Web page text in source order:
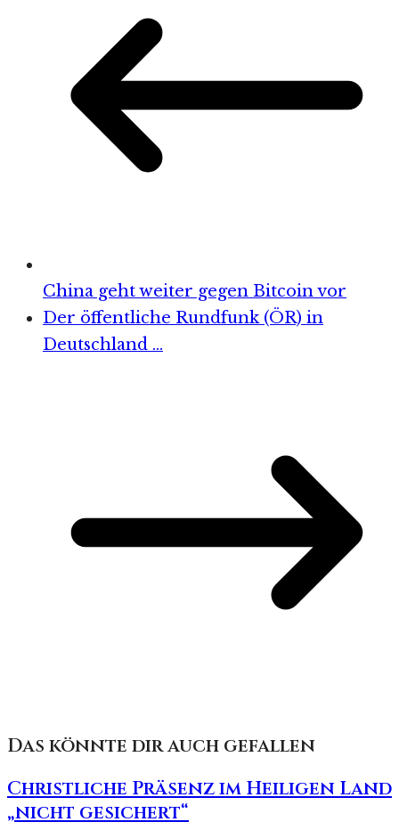
China geht weiter gegen Bitcoin vor
Der öffentliche Rundfunk (ÖR) in
Deutschland …
Das könnte dir auch gefallen
Christliche Präsenz im Heiligen Land
„nicht gesichert“